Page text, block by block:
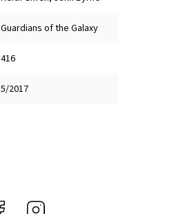
Guardians of the Galaxy
416
5/2017
Facebook